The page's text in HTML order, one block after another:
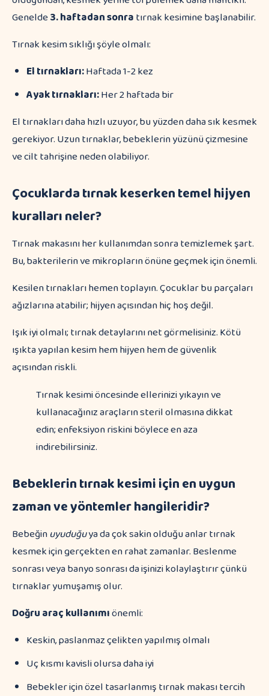
Genelde3. haftadan sonratırnak kesimine başlanabilir.
Tırnak kesim sıklığı şöyle olmalı:
El tırnakları:Haftada 1-2 kez
Ayak tırnakları:Her 2 haftada bir
El tırnakları daha hızlı uzuyor, bu yüzden daha sık kesmek
gerekiyor. Uzun tırnaklar, bebeklerin yüzünü çizmesine
ve cilt tahrişine neden olabiliyor.
Çocuklarda tırnak keserken temel hijyen
kuralları neler?
Tırnak makasını her kullanımdan sonra temizlemek şart.
Bu, bakterilerin ve mikropların önüne geçmek için önemli.
Kesilen tırnakları hemen toplayın. Çocuklar bu parçaları
ağızlarına atabilir; hijyen açısından hiç hoş değil.
Işık iyi olmalı; tırnak detaylarını net görmelisiniz. Kötü
ışıkta yapılan kesim hem hijyen hem de güvenlik
açısından riskli.
Tırnak kesimi öncesinde ellerinizi yıkayın ve
kullanacağınız araçların steril olmasına dikkat
edin; enfeksiyon riskini böylece en aza
indirebilirsiniz.
Bebeklerin tırnak kesimi için en uygun
zaman ve yöntemler hangileridir?
Bebeğinuyuduğuya da çok sakin olduğu anlar tırnak
kesmek için gerçekten en rahat zamanlar. Beslenme
sonrası veya banyo sonrası da işinizi kolaylaştırır çünkü
tırnaklar yumuşamış olur.
Doğru araç kullanımıönemli:
Keskin, paslanmaz çelikten yapılmış olmalı
Uç kısmı kavisli olursa daha iyi
Bebekler için özel tasarlanmış tırnak makası tercih